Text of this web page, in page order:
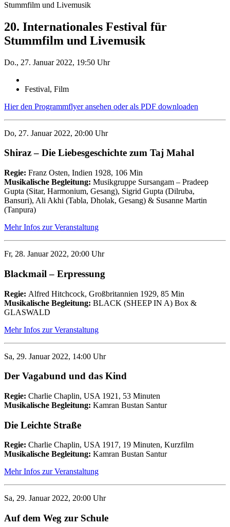
Stummfilm und Livemusik
20. Internationales Festival für
Stummfilm und Livemusik
Do., 27. Januar 2022, 19:50 Uhr
Festival, Film
Hier den Programmflyer ansehen oder als PDF downloaden
Do, 27. Januar 2022, 20:00 Uhr
Shiraz – Die Liebesgeschichte zum Taj Mahal
Regie: Franz Osten, Indien 1928, 106 Min
Musikalische Begleitung: Musikgruppe Sursangam – Pradeep
Gupta (Sitar, Harmonium, Gesang), Sigrid Gupta (Dilruba,
Bansuri), Ali Akhi (Tabla, Dholak, Gesang) & Susanne Martin
(Tanpura)
Mehr Infos zur Veranstaltung
Fr, 28. Januar 2022, 20:00 Uhr
Blackmail – Erpressung
Regie: Alfred Hitchcock, Großbritannien 1929, 85 Min
Musikalische Begleitung: BLACK (SHEEP IN A) Box &
GLASWALD
Mehr Infos zur Veranstaltung
Sa, 29. Januar 2022, 14:00 Uhr
Der Vagabund und das Kind
Regie: Charlie Chaplin, USA 1921, 53 Minuten
Musikalische Begleitung: Kamran Bustan Santur
Die Leichte Straße
Regie: Charlie Chaplin, USA 1917, 19 Minuten, Kurzfilm
Musikalische Begleitung: Kamran Bustan Santur
Mehr Infos zur Veranstaltung
Sa, 29. Januar 2022, 20:00 Uhr
Auf dem Weg zur Schule